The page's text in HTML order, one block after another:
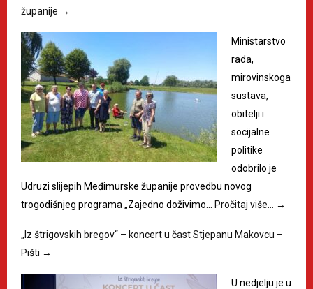
županije →
Ministarstvo
rada,
mirovinskoga
sustava,
obitelji i
socijalne
politike
odobrilo je
Udruzi slijepih Međimurske županije provedbu novog
trogodišnjeg programa „Zajedno doživimo…
Pročitaj više… →
„Iz štrigovskih bregov“ – koncert u čast Stjepanu Makovcu –
Pišti →
U nedjelju je u